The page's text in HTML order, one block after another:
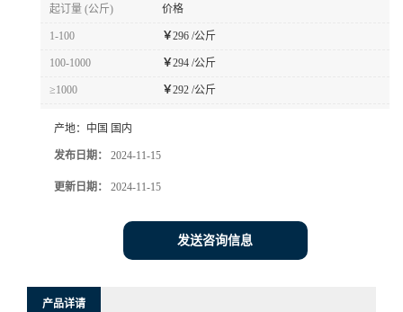
起订量 (公斤) 价格
1-100 ￥296 /公斤
100-1000 ￥294 /公斤
≥1000 ￥292 /公斤
产地： 中国 国内
发布日期： 2024-11-15
更新日期： 2024-11-15
发送咨询信息
产品详请